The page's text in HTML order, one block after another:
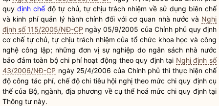
quy định chếđộ tự chủ, tự chịu trách nhiệm về sử dụng biên chế
và kinh phí quản lý hành chính đối với cơ quan nhà nước và Nghị
định số 115/2005/NĐ-CP ngày 05/9/2005 của Chính phủ quy định
cơ chế tự chủ, tự chịu trách nhiệm của tổ chức khoa học và công
nghệ công lập; những đơn vị sự nghiệp do ngân sách nhà nước
bảo đảm toàn bộchi phíhoạt động theo quy định tại Nghị định số
43/2006/NĐ-CP ngày 25/4/2006 của Chính phủ thì thực hiện chế
độcông tác phí, chế độ chi tiêu hội nghị theo mức chi quy định cụ
thể của Bộ, ngành, địa phương về cụ thể hoá mức chi quy định tại
Thông tư này.